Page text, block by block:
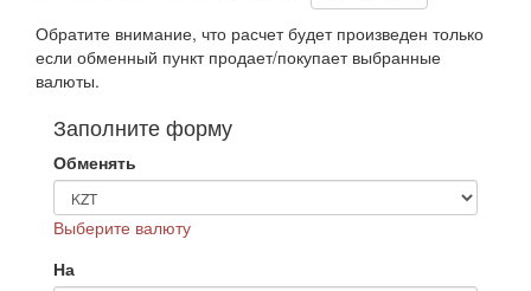
Обратите внимание, что расчет будет произведен только
если обменный пункт продает/покупает выбранные
валюты.
Заполните форму
Обменять
Выберите валюту
На